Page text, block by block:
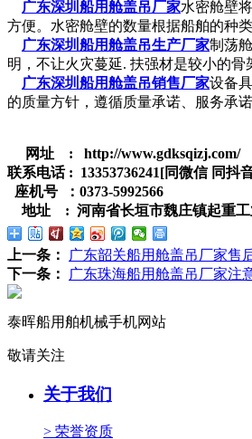
广东深圳船用舱盖吊厂家水密舱壁
方便。水密舱壁的数量根据船舶的种
广东深圳船用舱盖吊生产厂家制荡
明，不让火灾蔓延. 扶强材是较小的骨
广东深圳船用舱盖吊销售厂家设备
的质量方针，遵循质量承诺、服务承
网址 : http://www.gdksqizj.com/
联系电话 : 13353736241[同微信 同抖
座机号 ：0373-5992566
地址 : 河南省长垣市魏庄镇起重工
上一条：
广东韶关船用舱盖吊厂家售
下一条：
广东珠海船用舱盖吊厂家注
泰晖船用舶机械手机网站
敬请关注
关于我们
> 荣誉资质